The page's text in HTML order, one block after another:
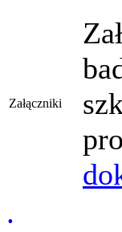
Załączniki
.